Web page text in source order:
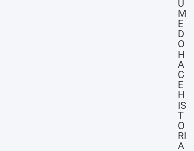
U
M
E
D
O
H
A
C
E
H
IS
T
O
RI
A